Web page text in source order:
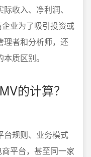
收入、净利润、
业为了吸引投资或
理者和分析师，还
质区别。
的计算？
台规则、业务模式
平台，甚至同一家